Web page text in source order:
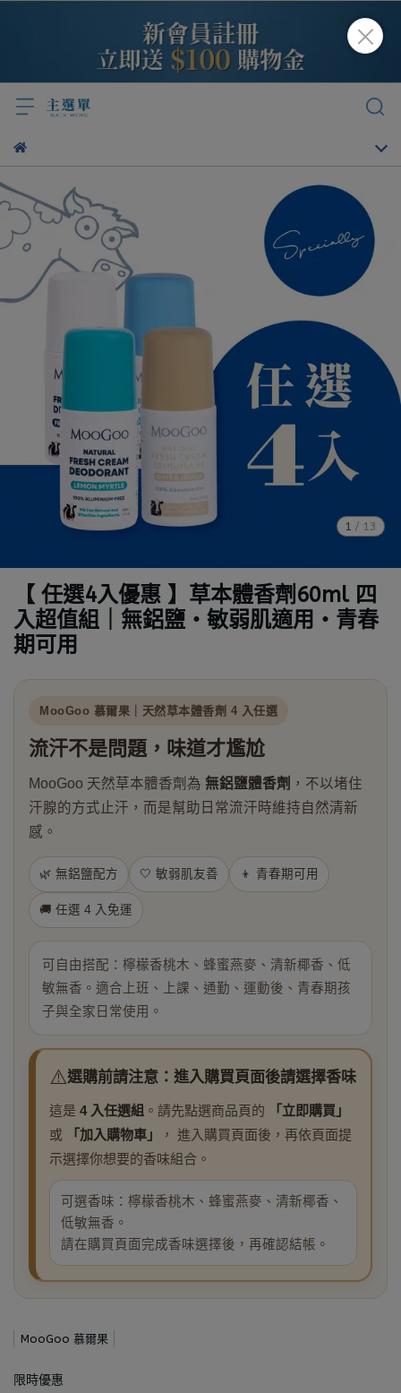
1 / 13
【 任選4入優惠 】草本體香劑60ml 四
入超值組｜無鋁鹽・敏弱肌適用・青春
期可用
MooGoo 慕爾果｜天然草本體香劑 4 入任選
流汗不是問題，味道才尷尬
MooGoo 天然草本體香劑為 無鋁鹽體香劑 ，不以堵住
汗腺的方式止汗，而是幫助日常流汗時維持自然清新
感。
🌿 無鋁鹽配方 🤍 敏弱肌友善 👦 青春期可用
🚚 任選 4 入免運
可自由搭配：檸檬香桃木、蜂蜜燕麥、清新椰香、低
敏無香。適合上班、上課、通勤、運動後、青春期孩
子與全家日常使用。
⚠️選購前請注意：進入購買頁面後請選擇香味
這是 4 入任選組 。請先點選商品頁的
「立即購買」
或
「加入購物車」
， 進入購買頁面後，再依頁面提
示選擇你想要的香味組合。
可選香味：檸檬香桃木、蜂蜜燕麥、清新椰香、
低敏無香。
請在購買頁面完成香味選擇後，再確認結帳。
MooGoo 慕爾果
限時優惠